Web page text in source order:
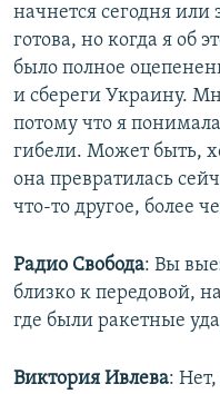
начнется сегодня или
готова, но когда я об
было полное
и сбереги Украину.
потому что я
гибели. Может быть,
она превратилась
что-то другое, более
Радио Свобода: ​Вы
близко к передовой,
где были ракетные
Виктория Ивлева: